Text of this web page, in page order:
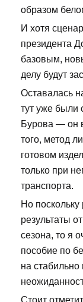
образом
И хотя
президента
базовым,
делу будут
Оставалась
тут уже были
Бурова — он
того, метод
готовом
только при
транспорта.
Но
результаты
сезона, то я
пособие по
на стабильно
Стоит